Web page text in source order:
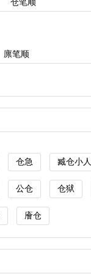
仓笔顺
廪笔顺
仓急 臧仓小人
公仓 仓狱
廥仓